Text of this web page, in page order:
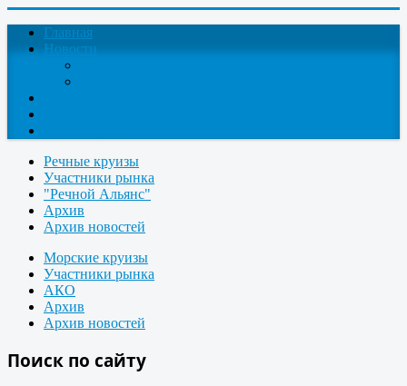
Главная
Новости
Речные круизы
Участники рынка
"Речной Альянс"
Архив
Архив новостей
Морские круизы
Участники рынка
АКО
Архив
Архив новостей
Поиск по сайту